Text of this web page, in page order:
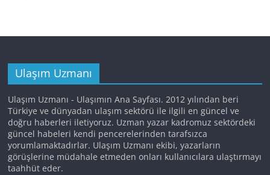
Ulaşım Uzmanı
Ulaşım Uzmanı - Ulaşımın Ana Sayfası. 2012 yılından beri
Türkiye ve dünyadan ulaşım sektörü ile ilgili en güncel ve
doğru haberleri iletiyoruz. Uzman yazar kadromuz sektördeki
güncel habeleri kendi pencerelerinden tarafsızca
yorumlamaktadırlar. Ulaşım Uzmanı ekibi, yazarların
görüşlerine müdahale etmeden onları kullanıcılara ulaştırmayı
taahhüt eder.